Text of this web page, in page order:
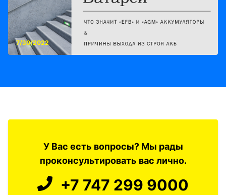
7/30/2022
У Вас есть вопросы? Мы рады
проконсультировать вас лично.
+7 747 299 9000